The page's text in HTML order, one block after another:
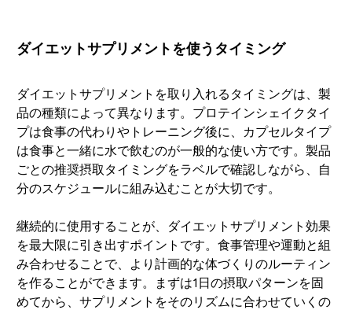
ダイエットサプリメントを使うタイミング
ダイエットサプリメントを取り入れるタイミングは、製
品の種類によって異なります。プロテインシェイクタイ
プは食事の代わりやトレーニング後に、カプセルタイプ
は食事と一緒に水で飲むのが一般的な使い方です。製品
ごとの推奨摂取タイミングをラベルで確認しながら、自
分のスケジュールに組み込むことが大切です。
継続的に使用することが、ダイエットサプリメント効果
を最大限に引き出すポイントです。食事管理や運動と組
み合わせることで、より計画的な体づくりのルーティン
を作ることができます。まずは1日の摂取パターンを固
めてから、サプリメントをそのリズムに合わせていくの